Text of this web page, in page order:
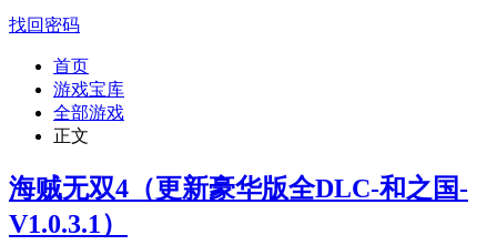
找回密码
首页
游戏宝库
全部游戏
正文
海贼无双4（更新豪华版全DLC-和之国-
V1.0.3.1）